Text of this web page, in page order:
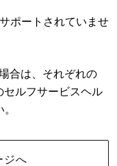
ポートされていませ
合は、それぞれの
セルフサービスヘル
ジへ